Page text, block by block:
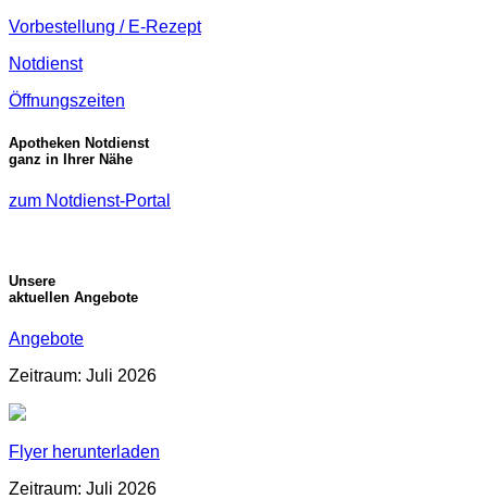
Vorbestellung / E-Rezept
Notdienst
Öffnungszeiten
Apotheken Notdienst
ganz in Ihrer Nähe
zum Notdienst-Portal
Unsere
aktuellen Angebote
Angebote
Zeitraum: Juli 2026
Flyer herunterladen
Zeitraum: Juli 2026